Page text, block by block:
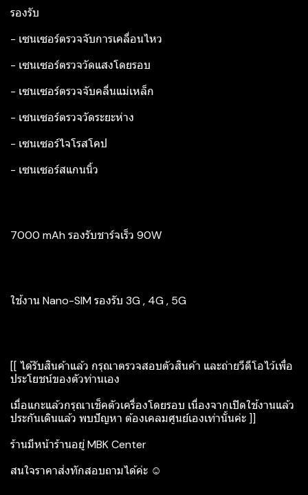
รองรับ
- เซนเซอร์ตรวจจับการเคลื่อนไหว
- เซนเซอร์ตรวจวัดแสงโดยรอบ
- เซนเซอร์ตรวจจับคลื่นแม่เหล็ก
- เซนเซอร์ตรวจวัดระยะห่าง
- เซนเซอร์ไจโรสโคป
- เซนเซอร์สแกนนิ้ว
7000 mAh รองรับชาร์จเร็ว 90W
ใช้งาน Nano-SIM รองรับ 3G , 4G , 5G
[[ ได้รับสินค้าแล้ว กรุณาตรวจสอบตัวสินค้า และถ่ายวีดีโอไว้เพื่อ
ประโยชน์ของตัวท่านเอง
เมื่อแกะแล้วกรุณาเช็คตัวเครื่องโดยรอบ เนื่องจากเปิดใช้งานแล้ว
ประกันเดินแล้ว พบปัญหา ต้องเคลมศูนย์เองเท่านั้นค่ะ ]]
ร้านมีหน้าร้านอยู่ MBK Center
สนใจราคาส่งทักสอบถามได้ค่ะ ☺️